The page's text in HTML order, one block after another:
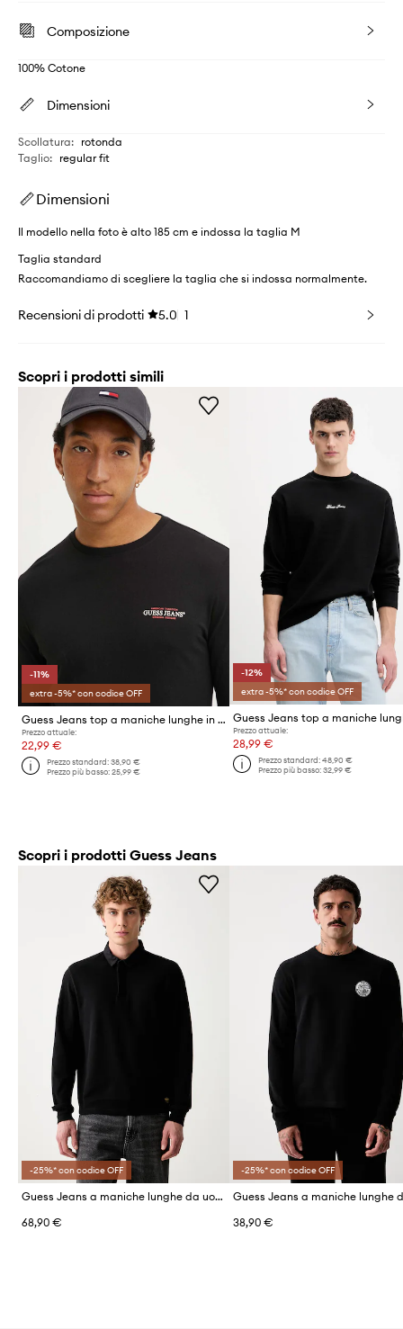
Composizione
100% Cotone
Dimensioni
Scollatura: rotonda
Taglio: regular fit
Dimensioni
Il modello nella foto è alto 185 cm e indossa la taglia M
Taglia standard
Raccomandiamo di scegliere la taglia che si indossa normalmente.
Recensioni di prodotti 5.0 1
Scopri i prodotti simili
-11%
extra -5%* con codice OFF
Guess Jeans top a maniche lunghe in cotone
Prezzo attuale:
22,99 €
Prezzo standard:38,90 €
Prezzo più basso:25,99 €
-12%
extra -5%* con codice OFF
Prezzo attuale:
28,99 €
Prezzo standard: 48,90 €
Prezzo più basso: 32,99 €
Scopri i prodotti Guess Jeans
-25%* con codice OFF
Guess Jeans a maniche lunghe da uomo in cotone con elastan
68,90 €
-25%* con codice OFF
38,90 €